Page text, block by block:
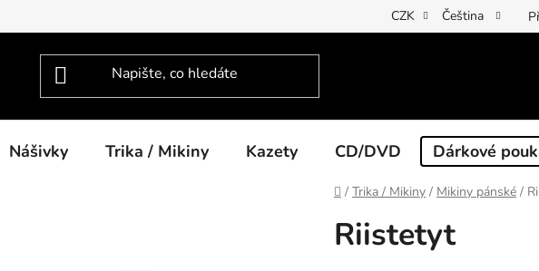
CZK Čeština
Nášivky Trika / Mikiny Kazety CD/DVD Dárkové
Domů
/ Trika / Mikiny / Mikiny pánské /
Riistetyt